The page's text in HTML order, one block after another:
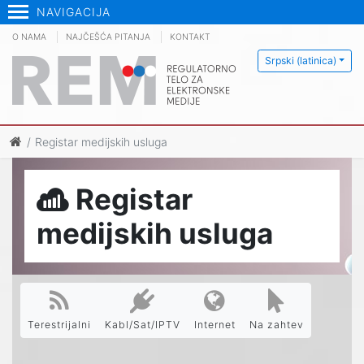
NAVIGACIJA
Srpski (latinica)
O NAMA NAJČEŠĆA PITANJA KONTAKT
Registar medijskih usluga
Registar
medijskih usluga
Terestrijalni Kabl/Sat/IPTV Internet Na zahtev